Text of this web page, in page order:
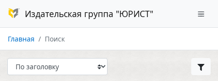
Издательская группа "ЮРИСТ"
Главная Поиск